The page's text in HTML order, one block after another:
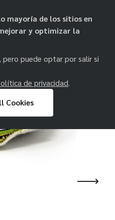
mayoría de los sitios en
y optimizar la
puede optar por salir si
de privacidad.
Cookies